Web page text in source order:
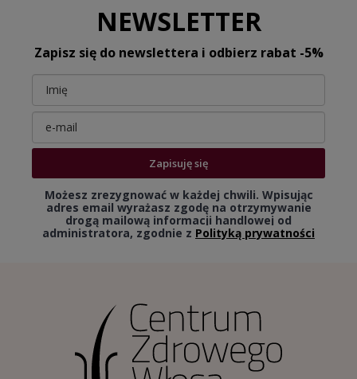
NEWSLETTER
Zapisz się do newslettera i odbierz rabat -5%
Zapisuję się
Możesz zrezygnować w każdej chwili. Wpisując
adres email wyrażasz zgodę na otrzymywanie
drogą mailową informacji handlowej od
administratora, zgodnie z Polityką prywatności